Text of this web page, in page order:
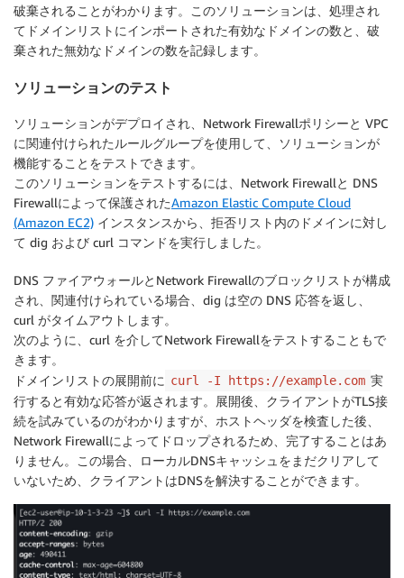
破棄されることがわかります。このソリューションは、処理され
てドメインリストにインポートされた有効なドメインの数と、破
棄された無効なドメインの数を記録します。
ソリューションのテスト
ソリューションがデプロイされ、Network Firewallポリシーと VPC
に関連付けられたルールグループを使用して、ソリューションが
機能することをテストできます。
このソリューションをテストするには、Network Firewallと DNS
Firewallによって保護されたAmazon Elastic Compute Cloud
(Amazon EC2) インスタンスから、拒否リスト内のドメインに対し
て dig および curl コマンドを実行しました。
DNS ファイアウォールとNetwork Firewallのブロックリストが構成
され、関連付けられている場合、dig は空の DNS 応答を返し、
curl がタイムアウトします。
次のように、curl を介してNetwork Firewallをテストすることもで
きます。
ドメインリストの展開前に curl -I https://example.com 実
行すると有効な応答が返されます。展開後、クライアントがTLS接
続を試みているのがわかりますが、ホストヘッダを検査した後、
Network Firewallによってドロップされるため、完了することはあ
りません。この場合、ローカルDNSキャッシュをまだクリアして
いないため、クライアントはDNSを解決することができます。